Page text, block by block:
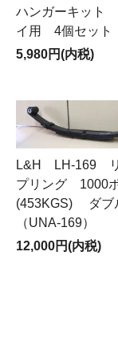
ハンガーキット
イ用 4個セッ
5,980円(内税)
L&H LH-169
プリング 1000
(453KGS) ダブ
（UNA-169）
12,000円(内税)